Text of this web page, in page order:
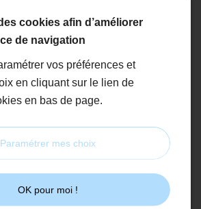
Alves plomberie
il y a 5 mois
prendre le large ! ✨🌊
offre la possibilité de gagner
appartement avec vue sur la
cookies afin d’améliorer
de navigation
vos préférences et
en cliquant sur le lien de
en bas de page.
Paramétrer mes choix
OK pour moi !